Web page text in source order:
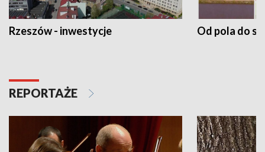
Rzeszów - inwestycje Od pola do
REPORTAŻE